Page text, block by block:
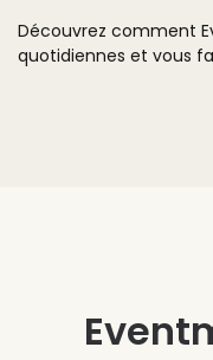
Découvrez comment
quotidiennes et vous